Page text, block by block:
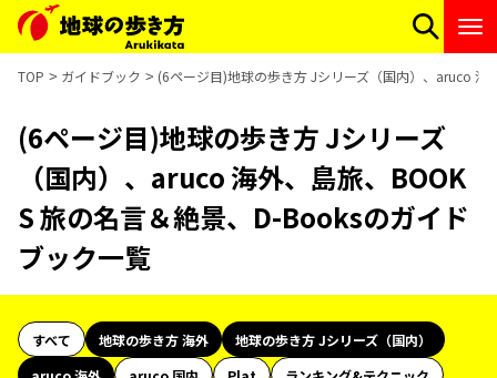
TOP ガイドブック (6ページ目)地球の歩き方 Jシリーズ（国内）、aruco
(6ページ目)地球の歩き方 Jシリーズ
（国内）、aruco 海外、島旅、BOOK
S 旅の名言＆絶景、D-Booksのガイド
ブック一覧
すべて 地球の歩き方 海外
地球の歩き方 Jシリーズ（国内）